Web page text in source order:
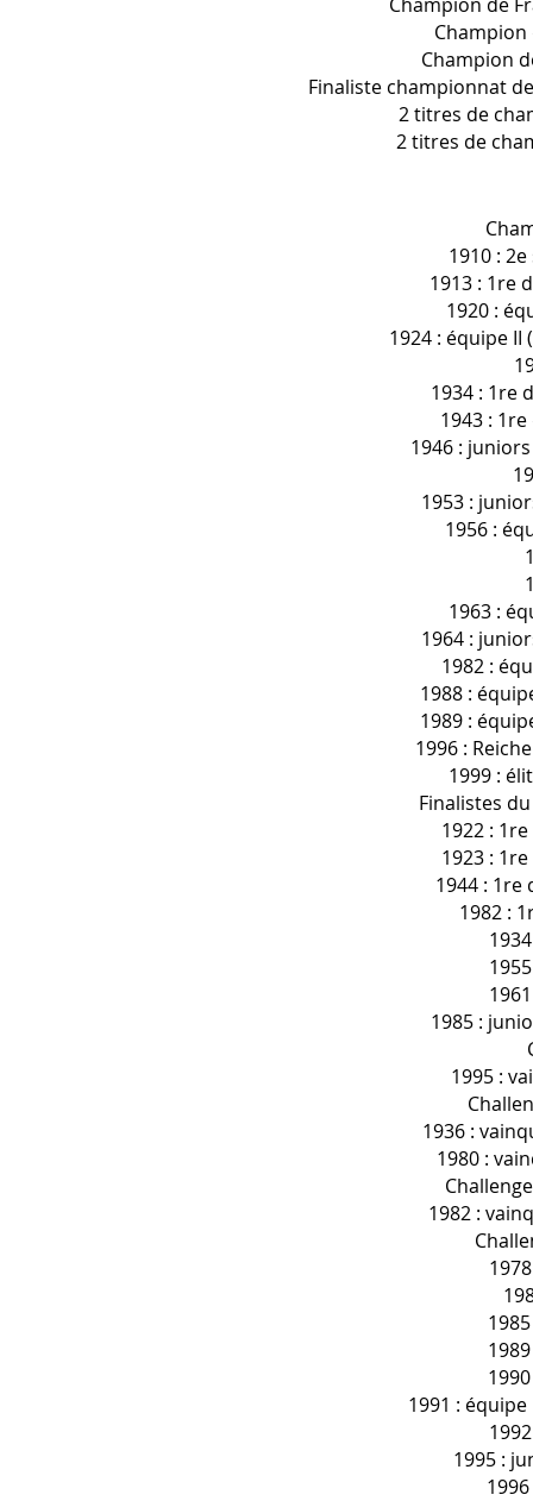
Champion
Champion
Finaliste championnat
2 titres de
2 titres de
1910 :
1913 : 1re
1920 :
1924 : équipe II
1934 : 1re
1943 :
1946 :
1953 :
1956 :
1963 :
1964 :
1982 :
1988 :
1989 :
1996 :
1999 :
Finalistes
1922 :
1923 :
1944 : 1re
1982 :
1985 :
1995 :
1936 :
1980 :
1982 :
1991 :
1995 :